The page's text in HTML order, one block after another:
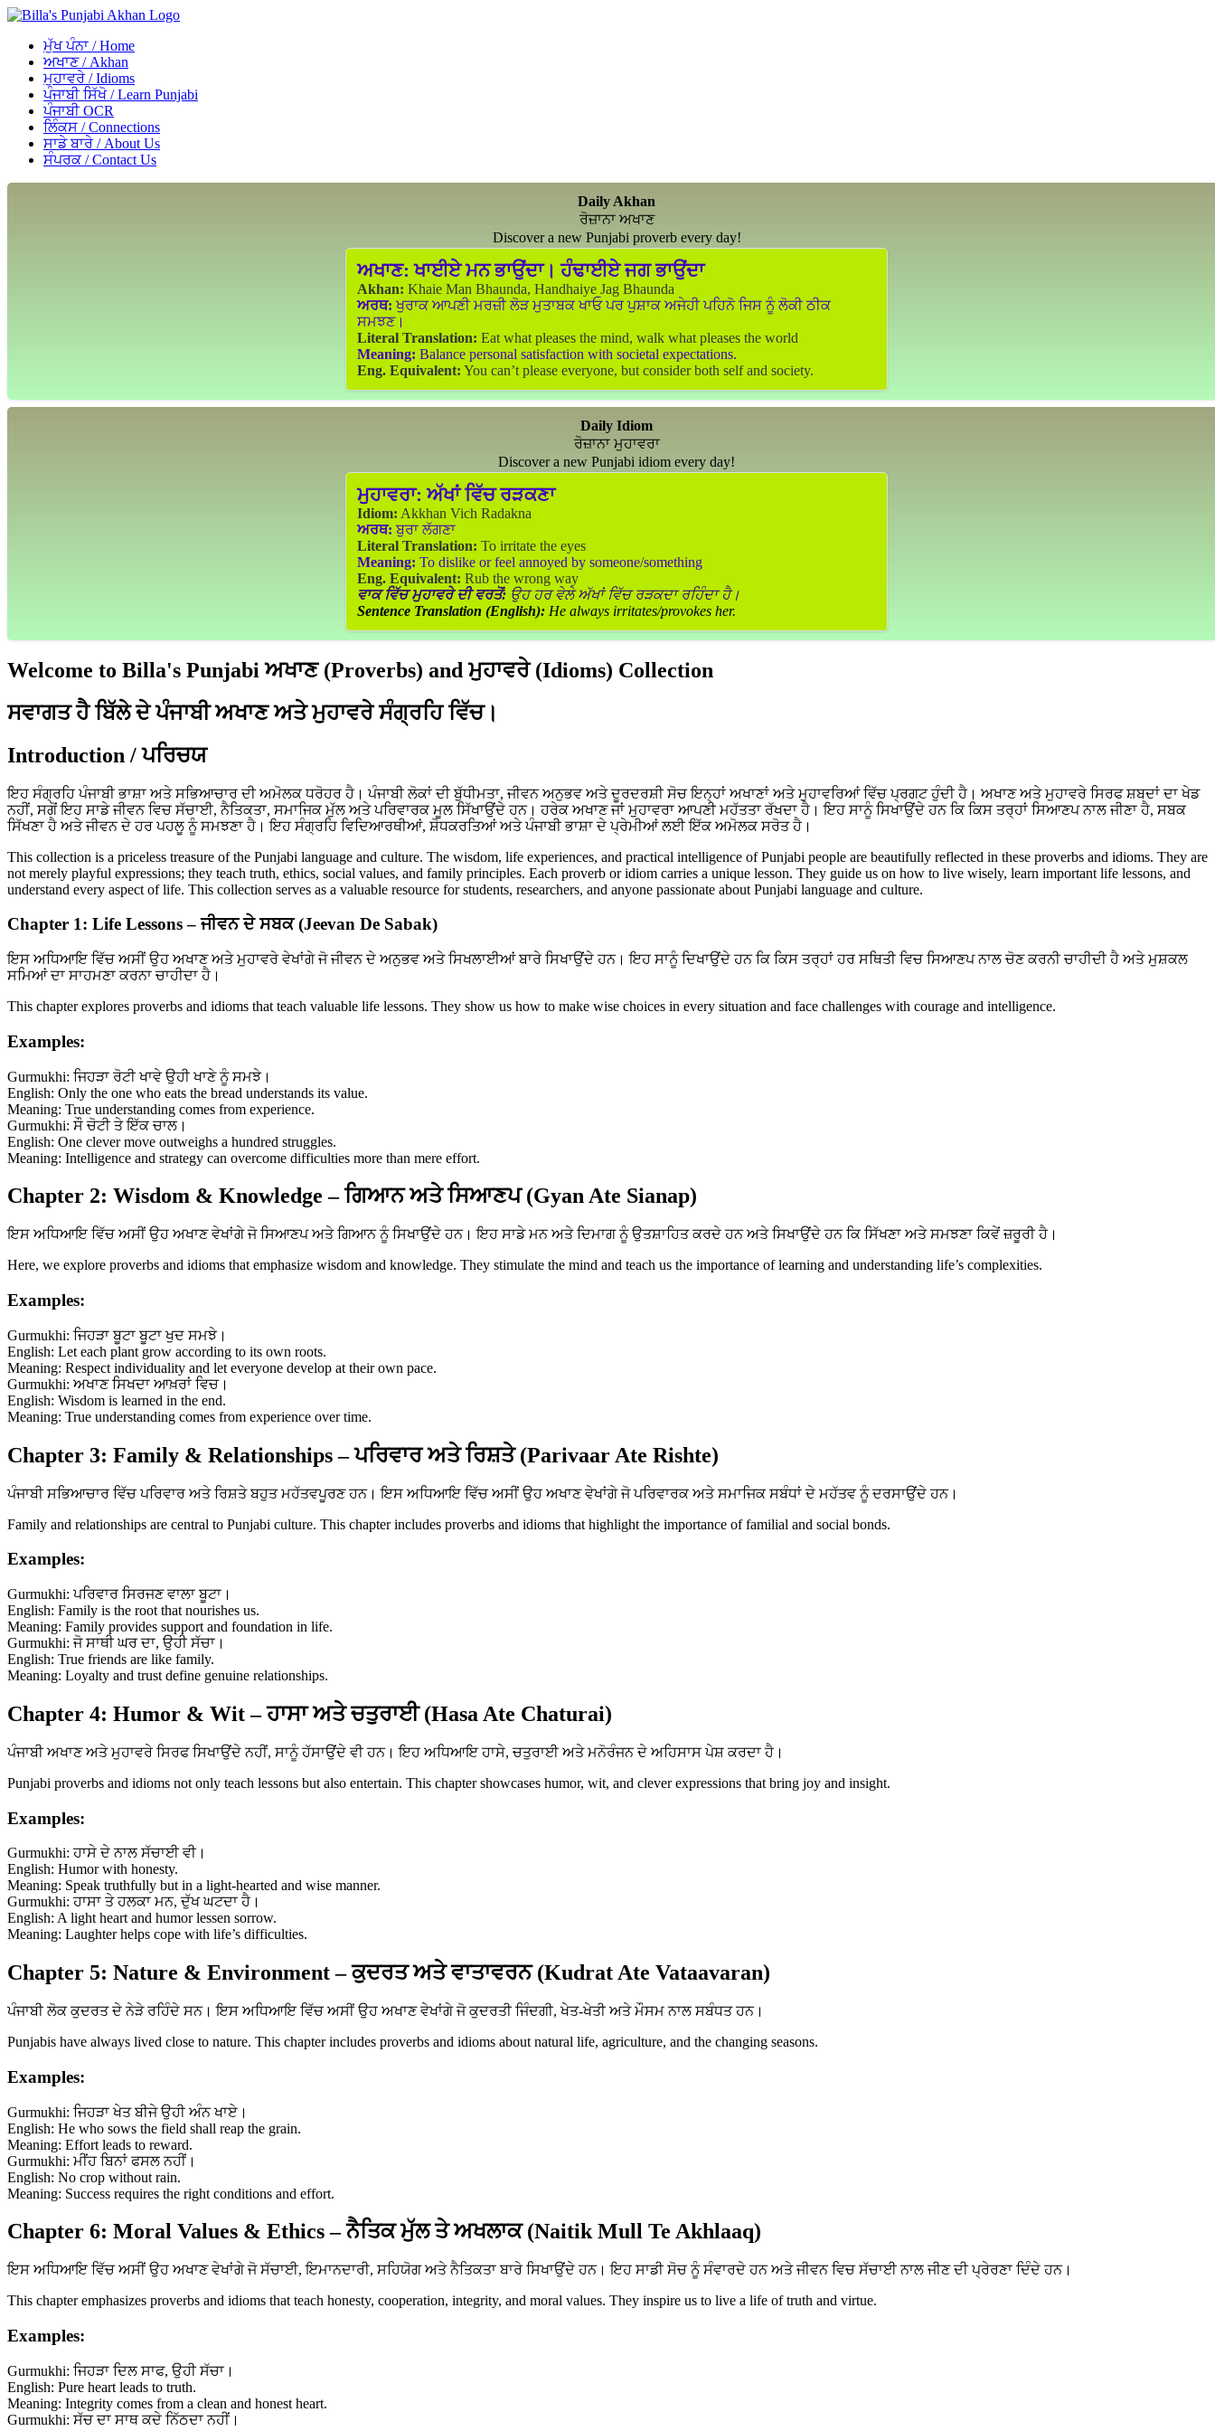
ਮੁੱਖ ਪੰਨਾ / Home
ਅਖਾਣ / Akhan
ਮੁਹਾਵਰੇ / Idioms
ਪੰਜਾਬੀ ਸਿੱਖੋ / Learn Punjabi
ਪੰਜਾਬੀ OCR
ਲਿੰਕਸ / Connections
ਸਾਡੇ ਬਾਰੇ / About Us
ਸੰਪਰਕ / Contact Us
Daily Akhan
ਰੋਜ਼ਾਨਾ ਅਖਾਣ
Discover a new Punjabi proverb every day!
ਅਖਾਣ: ਖਾਈਏ ਮਨ ਭਾਉਂਦਾ। ਹੰਢਾਈਏ ਜਗ ਭਾਉਂਦਾ
Akhan: Khaie Man Bhaunda, Handhaiye Jag Bhaunda
ਅਰਥ: ਖੁਰਾਕ ਆਪਣੀ ਮਰਜ਼ੀ ਲੋੜ ਮੁਤਾਬਕ ਖਾਓ ਪਰ ਪੁਸ਼ਾਕ ਅਜੇਹੀ ਪਹਿਨੋ ਜਿਸ ਨੂੰ ਲੋਕੀ ਠੀਕ
ਸਮਝਣ।
Literal Translation: Eat what pleases the mind, walk what pleases the world
Meaning: Balance personal satisfaction with societal expectations.
Eng. Equivalent: You can’t please everyone, but consider both self and society.
Daily Idiom
ਰੋਜ਼ਾਨਾ ਮੁਹਾਵਰਾ
Discover a new Punjabi idiom every day!
ਮੁਹਾਵਰਾ: ਅੱਖਾਂ ਵਿੱਚ ਰੜਕਣਾ
Idiom: Akkhan Vich Radakna
ਅਰਥ: ਬੁਰਾ ਲੱਗਣਾ
Literal Translation: To irritate the eyes
Meaning: To dislike or feel annoyed by someone/something
Eng. Equivalent: Rub the wrong way
ਵਾਕ ਵਿੱਚ ਮੁਹਾਵਰੇ ਦੀ ਵਰਤੋਂ: ਉਹ ਹਰ ਵੇਲੇ ਅੱਖਾਂ ਵਿੱਚ ਰੜਕਦਾ ਰਹਿੰਦਾ ਹੈ।
Sentence Translation (English): He always irritates/provokes her.
Welcome to Billa's Punjabi ਅਖਾਣ (Proverbs) and ਮੁਹਾਵਰੇ (Idioms) Collection
ਸਵਾਗਤ ਹੈ ਬਿੱਲੇ ਦੇ ਪੰਜਾਬੀ ਅਖਾਣ ਅਤੇ ਮੁਹਾਵਰੇ ਸੰਗ੍ਰਹਿ ਵਿੱਚ।
Introduction / ਪਰਿਚਯ
ਇਹ ਸੰਗ੍ਰਹਿ ਪੰਜਾਬੀ ਭਾਸ਼ਾ ਅਤੇ ਸਭਿਆਚਾਰ ਦੀ ਅਮੋਲਕ ਧਰੋਹਰ ਹੈ। ਪੰਜਾਬੀ ਲੋਕਾਂ ਦੀ ਬੁੱਧੀਮਤਾ, ਜੀਵਨ ਅਨੁਭਵ ਅਤੇ ਦੂਰਦਰਸ਼ੀ ਸੋਚ ਇਨ੍ਹਾਂ ਅਖਾਣਾਂ ਅਤੇ ਮੁਹਾਵਰਿਆਂ ਵਿੱਚ ਪ੍ਰਗਟ ਹੁੰਦੀ ਹੈ। ਅਖਾਣ ਅਤੇ ਮੁਹਾਵਰੇ ਸਿਰਫ ਸ਼ਬਦਾਂ ਦਾ ਖੇਡ
ਨਹੀਂ, ਸਗੋਂ ਇਹ ਸਾਡੇ ਜੀਵਨ ਵਿਚ ਸੱਚਾਈ, ਨੈਤਿਕਤਾ, ਸਮਾਜਿਕ ਮੁੱਲ ਅਤੇ ਪਰਿਵਾਰਕ ਮੂਲ ਸਿੱਖਾਉਂਦੇ ਹਨ। ਹਰੇਕ ਅਖਾਣ ਜਾਂ ਮੁਹਾਵਰਾ ਆਪਣੀ ਮਹੱਤਤਾ ਰੱਖਦਾ ਹੈ। ਇਹ ਸਾਨੂੰ ਸਿਖਾਉਂਦੇ ਹਨ ਕਿ ਕਿਸ ਤਰ੍ਹਾਂ ਸਿਆਣਪ ਨਾਲ ਜੀਣਾ ਹੈ, ਸਬਕ
ਸਿੱਖਣਾ ਹੈ ਅਤੇ ਜੀਵਨ ਦੇ ਹਰ ਪਹਲੂ ਨੂੰ ਸਮਝਣਾ ਹੈ। ਇਹ ਸੰਗ੍ਰਹਿ ਵਿਦਿਆਰਥੀਆਂ, ਸ਼ੋਧਕਰਤਿਆਂ ਅਤੇ ਪੰਜਾਬੀ ਭਾਸ਼ਾ ਦੇ ਪ੍ਰੇਮੀਆਂ ਲਈ ਇੱਕ ਅਮੋਲਕ ਸਰੋਤ ਹੈ।
This collection is a priceless treasure of the Punjabi language and culture. The wisdom, life experiences, and practical intelligence of Punjabi people are beautifully reflected in these proverbs and idioms. They are
not merely playful expressions; they teach truth, ethics, social values, and family principles. Each proverb or idiom carries a unique lesson. They guide us on how to live wisely, learn important life lessons, and
understand every aspect of life. This collection serves as a valuable resource for students, researchers, and anyone passionate about Punjabi language and culture.
Chapter 1: Life Lessons – ਜੀਵਨ ਦੇ ਸਬਕ (Jeevan De Sabak)
ਇਸ ਅਧਿਆਇ ਵਿੱਚ ਅਸੀਂ ਉਹ ਅਖਾਣ ਅਤੇ ਮੁਹਾਵਰੇ ਵੇਖਾਂਗੇ ਜੋ ਜੀਵਨ ਦੇ ਅਨੁਭਵ ਅਤੇ ਸਿਖਲਾਈਆਂ ਬਾਰੇ ਸਿਖਾਉਂਦੇ ਹਨ। ਇਹ ਸਾਨੂੰ ਦਿਖਾਉਂਦੇ ਹਨ ਕਿ ਕਿਸ ਤਰ੍ਹਾਂ ਹਰ ਸਥਿਤੀ ਵਿਚ ਸਿਆਣਪ ਨਾਲ ਚੋਣ ਕਰਨੀ ਚਾਹੀਦੀ ਹੈ ਅਤੇ ਮੁਸ਼ਕਲ
ਸਮਿਆਂ ਦਾ ਸਾਹਮਣਾ ਕਰਨਾ ਚਾਹੀਦਾ ਹੈ।
This chapter explores proverbs and idioms that teach valuable life lessons. They show us how to make wise choices in every situation and face challenges with courage and intelligence.
Examples:
Gurmukhi: ਜਿਹੜਾ ਰੋਟੀ ਖਾਵੇ ਉਹੀ ਖਾਣੇ ਨੂੰ ਸਮਝੇ।
English: Only the one who eats the bread understands its value.
Meaning: True understanding comes from experience.
Gurmukhi: ਸੌ ਚੋਟੀ ਤੇ ਇੱਕ ਚਾਲ।
English: One clever move outweighs a hundred struggles.
Meaning: Intelligence and strategy can overcome difficulties more than mere effort.
Chapter 2: Wisdom & Knowledge – ਗਿਆਨ ਅਤੇ ਸਿਆਣਪ (Gyan Ate Sianap)
ਇਸ ਅਧਿਆਇ ਵਿੱਚ ਅਸੀਂ ਉਹ ਅਖਾਣ ਵੇਖਾਂਗੇ ਜੋ ਸਿਆਣਪ ਅਤੇ ਗਿਆਨ ਨੂੰ ਸਿਖਾਉਂਦੇ ਹਨ। ਇਹ ਸਾਡੇ ਮਨ ਅਤੇ ਦਿਮਾਗ ਨੂੰ ਉਤਸ਼ਾਹਿਤ ਕਰਦੇ ਹਨ ਅਤੇ ਸਿਖਾਉਂਦੇ ਹਨ ਕਿ ਸਿੱਖਣਾ ਅਤੇ ਸਮਝਣਾ ਕਿਵੇਂ ਜ਼ਰੂਰੀ ਹੈ।
Here, we explore proverbs and idioms that emphasize wisdom and knowledge. They stimulate the mind and teach us the importance of learning and understanding life’s complexities.
Examples:
Gurmukhi: ਜਿਹੜਾ ਬੂਟਾ ਬੂਟਾ ਖੁਦ ਸਮਝੇ।
English: Let each plant grow according to its own roots.
Meaning: Respect individuality and let everyone develop at their own pace.
Gurmukhi: ਅਖਾਣ ਸਿਖਦਾ ਆਖ਼ਰਾਂ ਵਿਚ।
English: Wisdom is learned in the end.
Meaning: True understanding comes from experience over time.
Chapter 3: Family & Relationships – ਪਰਿਵਾਰ ਅਤੇ ਰਿਸ਼ਤੇ (Parivaar Ate Rishte)
ਪੰਜਾਬੀ ਸਭਿਆਚਾਰ ਵਿੱਚ ਪਰਿਵਾਰ ਅਤੇ ਰਿਸ਼ਤੇ ਬਹੁਤ ਮਹੱਤਵਪੂਰਣ ਹਨ। ਇਸ ਅਧਿਆਇ ਵਿੱਚ ਅਸੀਂ ਉਹ ਅਖਾਣ ਵੇਖਾਂਗੇ ਜੋ ਪਰਿਵਾਰਕ ਅਤੇ ਸਮਾਜਿਕ ਸਬੰਧਾਂ ਦੇ ਮਹੱਤਵ ਨੂੰ ਦਰਸਾਉਂਦੇ ਹਨ।
Family and relationships are central to Punjabi culture. This chapter includes proverbs and idioms that highlight the importance of familial and social bonds.
Examples:
Gurmukhi: ਪਰਿਵਾਰ ਸਿਰਜਣ ਵਾਲਾ ਬੂਟਾ।
English: Family is the root that nourishes us.
Meaning: Family provides support and foundation in life.
Gurmukhi: ਜੋ ਸਾਥੀ ਘਰ ਦਾ, ਉਹੀ ਸੱਚਾ।
English: True friends are like family.
Meaning: Loyalty and trust define genuine relationships.
Chapter 4: Humor & Wit – ਹਾਸਾ ਅਤੇ ਚਤੁਰਾਈ (Hasa Ate Chaturai)
ਪੰਜਾਬੀ ਅਖਾਣ ਅਤੇ ਮੁਹਾਵਰੇ ਸਿਰਫ ਸਿਖਾਉਂਦੇ ਨਹੀਂ, ਸਾਨੂੰ ਹੱਸਾਉਂਦੇ ਵੀ ਹਨ। ਇਹ ਅਧਿਆਇ ਹਾਸੇ, ਚਤੁਰਾਈ ਅਤੇ ਮਨੋਰੰਜਨ ਦੇ ਅਹਿਸਾਸ ਪੇਸ਼ ਕਰਦਾ ਹੈ।
Punjabi proverbs and idioms not only teach lessons but also entertain. This chapter showcases humor, wit, and clever expressions that bring joy and insight.
Examples:
Gurmukhi: ਹਾਸੇ ਦੇ ਨਾਲ ਸੱਚਾਈ ਵੀ।
English: Humor with honesty.
Meaning: Speak truthfully but in a light-hearted and wise manner.
Gurmukhi: ਹਾਸਾ ਤੇ ਹਲਕਾ ਮਨ, ਦੁੱਖ ਘਟਦਾ ਹੈ।
English: A light heart and humor lessen sorrow.
Meaning: Laughter helps cope with life’s difficulties.
Chapter 5: Nature & Environment – ਕੁਦਰਤ ਅਤੇ ਵਾਤਾਵਰਨ (Kudrat Ate Vataavaran)
ਪੰਜਾਬੀ ਲੋਕ ਕੁਦਰਤ ਦੇ ਨੇੜੇ ਰਹਿੰਦੇ ਸਨ। ਇਸ ਅਧਿਆਇ ਵਿੱਚ ਅਸੀਂ ਉਹ ਅਖਾਣ ਵੇਖਾਂਗੇ ਜੋ ਕੁਦਰਤੀ ਜਿੰਦਗੀ, ਖੇਤ-ਖੇਤੀ ਅਤੇ ਮੌਸਮ ਨਾਲ ਸਬੰਧਤ ਹਨ।
Punjabis have always lived close to nature. This chapter includes proverbs and idioms about natural life, agriculture, and the changing seasons.
Examples:
Gurmukhi: ਜਿਹੜਾ ਖੇਤ ਬੀਜੇ ਉਹੀ ਅੰਨ ਖਾਏ।
English: He who sows the field shall reap the grain.
Meaning: Effort leads to reward.
Gurmukhi: ਮੀਂਹ ਬਿਨਾਂ ਫਸਲ ਨਹੀਂ।
English: No crop without rain.
Meaning: Success requires the right conditions and effort.
Chapter 6: Moral Values & Ethics – ਨੈਤਿਕ ਮੁੱਲ ਤੇ ਅਖਲਾਕ (Naitik Mull Te Akhlaaq)
ਇਸ ਅਧਿਆਇ ਵਿੱਚ ਅਸੀਂ ਉਹ ਅਖਾਣ ਵੇਖਾਂਗੇ ਜੋ ਸੱਚਾਈ, ਇਮਾਨਦਾਰੀ, ਸਹਿਯੋਗ ਅਤੇ ਨੈਤਿਕਤਾ ਬਾਰੇ ਸਿਖਾਉਂਦੇ ਹਨ। ਇਹ ਸਾਡੀ ਸੋਚ ਨੂੰ ਸੰਵਾਰਦੇ ਹਨ ਅਤੇ ਜੀਵਨ ਵਿਚ ਸੱਚਾਈ ਨਾਲ ਜੀਣ ਦੀ ਪ੍ਰੇਰਣਾ ਦਿੰਦੇ ਹਨ।
This chapter emphasizes proverbs and idioms that teach honesty, cooperation, integrity, and moral values. They inspire us to live a life of truth and virtue.
Examples:
Gurmukhi: ਜਿਹੜਾ ਦਿਲ ਸਾਫ, ਉਹੀ ਸੱਚਾ।
English: Pure heart leads to truth.
Meaning: Integrity comes from a clean and honest heart.
Gurmukhi: ਸੱਚ ਦਾ ਸਾਥ ਕਦੇ ਨਿੱਠਦਾ ਨਹੀਂ।